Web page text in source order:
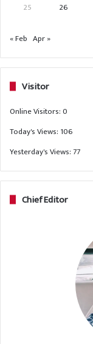
25
26
« Feb Apr »
Visitor
Online Visitors:0
Today's Views: 106
Yesterday's Views: 77
Chief Editor